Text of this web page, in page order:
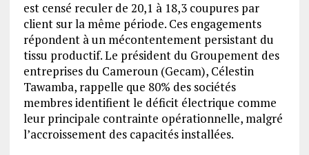
est censé reculer de 20,1 à 18,3 coupures par
client sur la même période. Ces engagements
répondent à un mécontentement persistant du
tissu productif. Le président du Groupement des
entreprises du Cameroun (Gecam), Célestin
Tawamba, rappelle que 80% des sociétés
membres identifient le déficit électrique comme
leur principale contrainte opérationnelle, malgré
l’accroissement des capacités installées.